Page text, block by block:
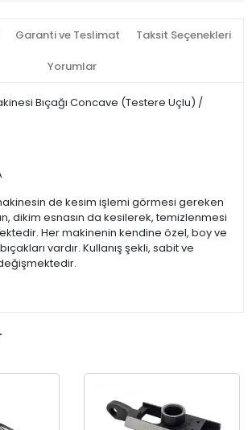
Garanti ve Teslimat Taksit Seçenekleri
Yorumlar
Bıçağı Concave (Testere Uçlu) /
de kesim işlemi görmesi gereken
dikim esnasın da kesilerek, temizlenmesi
Her makinenin kendine özel, boy ve
vardır. Kullanış şekli, sabit ve